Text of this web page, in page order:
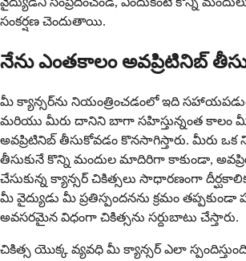
సంకర్షణ చెందుతాయి.
నేను ఎంతకాలం అవప్రిటినిబ్
మీ క్యాన్సర్‌ను నియంత్రించడంలో ఇది
మరియు మీరు దానిని బాగా సహిస్తున్నంత కాలం
అవప్రిటినిబ్ తీసుకోవడం కొనసాగిస్తారు. మీరు ఒక
తీసుకునే కొన్ని మందుల మాదిరిగా కాకుండా,
చేసుకున్న క్యాన్సర్ చికిత్సలు సాధారణంగా
మీ వైద్యుడు మీ ప్రతిస్పందనను క్రమం తప్పకుండా
అవసరమైన విధంగా చికిత్సను సర్దుబాటు చేస్తారు.
చికిత్స యొక్క వ్యవధి మీ క్యాన్సర్ ఎలా